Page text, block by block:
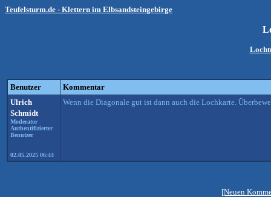
Teufelsturm.de - Klettern im Elbsandsteingebirge
Benutzer
Kommentar
Ulrich
Schmidt
Moderator
Authentifizierter
Benutzer
02.05.2025 06:44
Wenn die Diagonale gut ist dann auch die Lochkarte.
[Neuen